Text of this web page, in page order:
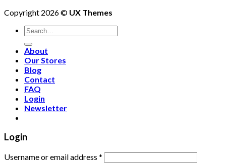
Copyright 2026 © UX Themes
About
Our Stores
Blog
Contact
FAQ
Login
Newsletter
Login
Username or email address *